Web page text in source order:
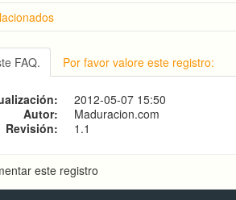
referirse la palabra "maduración"?
la maduración celular?
las etapas de maduración emocional?
consiste la madurez sexual?
FAQ. Por favor valore este registro:
2012-05-07 15:50
Autor:
Maduracion.com
Revisión:
1.1
este registro